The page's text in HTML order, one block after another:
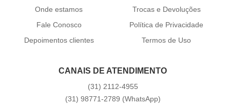
Onde estamos
Fale Conosco
Depoimentos clientes
Trocas e Devoluções
Política de Privacidade
Termos de Uso
CANAIS DE ATENDIMENTO
(31) 2112-4955
(31) 98771-2789 (WhatsApp)